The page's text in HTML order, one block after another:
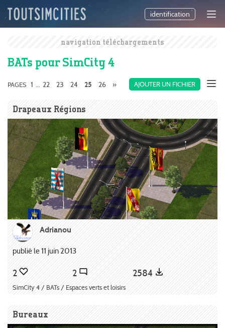
identification
navigation téléchargements
BATs pour SimCity 4
AJOUTER UN FICHIER
PAGES 1 ... 22 23 24 25 26 »
Drapeaux Régions
Adrianou
publié le 11 juin 2013
2 2 2584
SimCity 4 / BATs / Espaces verts et loisirs
Bureaux